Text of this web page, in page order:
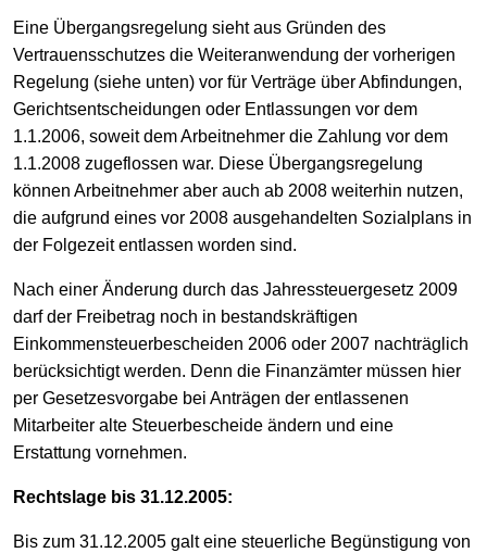
Eine Übergangsregelung sieht aus Gründen des
Vertrauensschutzes die Weiteranwendung der vorherigen
Regelung (siehe unten) vor für Verträge über Abfindungen,
Gerichtsentscheidungen oder Entlassungen vor dem
1.1.2006, soweit dem Arbeitnehmer die Zahlung vor dem
1.1.2008 zugeflossen war. Diese Übergangsregelung
können Arbeitnehmer aber auch ab 2008 weiterhin nutzen,
die aufgrund eines vor 2008 ausgehandelten Sozialplans in
der Folgezeit entlassen worden sind.
Nach einer Änderung durch das Jahressteuergesetz 2009
darf der Freibetrag noch in bestandskräftigen
Einkommensteuerbescheiden 2006 oder 2007 nachträglich
berücksichtigt werden. Denn die Finanzämter müssen hier
per Gesetzesvorgabe bei Anträgen der entlassenen
Mitarbeiter alte Steuerbescheide ändern und eine
Erstattung vornehmen.
Rechtslage bis 31.12.2005:
Bis zum 31.12.2005 galt eine steuerliche Begünstigung von